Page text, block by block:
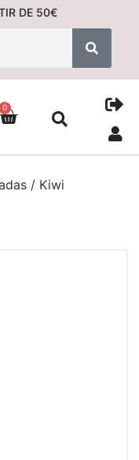
DE 50€
0
/ Kiwi